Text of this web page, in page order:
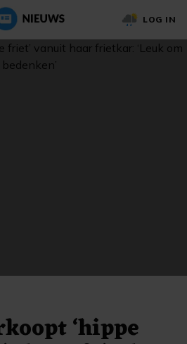
LOG IN
‘hippe